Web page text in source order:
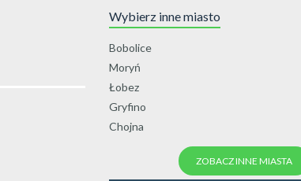
Wybierz inne miasto
Bobolice
Moryń
Łobez
Gryfino
Chojna
ZOBACZ INNE MIASTA